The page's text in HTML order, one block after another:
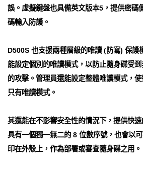
誤。虛擬鍵盤也具備英文版本5，提供密碼
碼輸入防護。
D500S 也支援兩種層級的唯讀 (防寫) 保護
能設定個別的唯讀模式，以防止隨身碟受
的攻擊。管理員還能設定整體唯讀模式，
只有唯讀模式。
其還能在不影響安全性的情況下，提供快
具有一個獨一無二的 8 位數序號，也會以
印在外殼上，作為部署或審查隨身碟之用。